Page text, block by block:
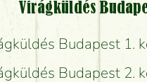
Virágküldés
Budapest 1.
Budapest 2.